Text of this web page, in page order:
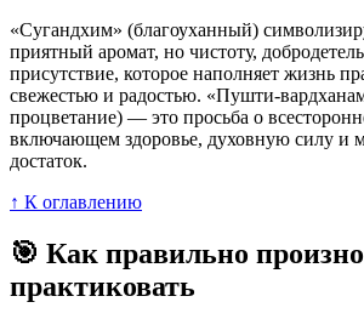
«Сугандхим» (благоуханный)
приятный аромат, но чистоту,
присутствие, которое наполняет жизнь
свежестью и радостью. «Пушти-
процветание) — это просьба о
включающем здоровье, духовную силу и
достаток.
↑ К оглавлению
🎯 Как правильно
практиковать